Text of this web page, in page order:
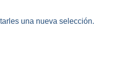
una nueva selección.